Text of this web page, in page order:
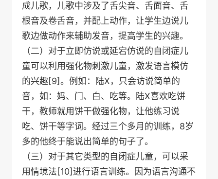
成儿歌，儿歌中涉及了舌尖音、舌面音、舌
根音及卷舌音，并配上动作，让学生边说儿
歌边做动作来辅助发音，提高学生的兴趣。
（二）对于立即仿说或延宕仿说的自闭症儿
童可以利用强化物刺激儿童，激发语言模仿
的兴趣[9]。例如：陆X，只会访说简单的
音，如：妈、门、白、吃等。陆X喜欢吃饼
干，教师就用饼干做强化物，让他练习说
吃、饼干等字词。经过三个多月的训练，8岁
多的他终于能说出简单的句子了。
（三）对于其它类型的自闭症儿童，可以采
用情境法[10]进行语言训练。因为语言沟通不